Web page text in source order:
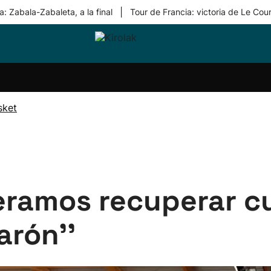
Zabala-Zabaleta, a la final Tour de Francia: victoria de Le
Equipos
recuperar